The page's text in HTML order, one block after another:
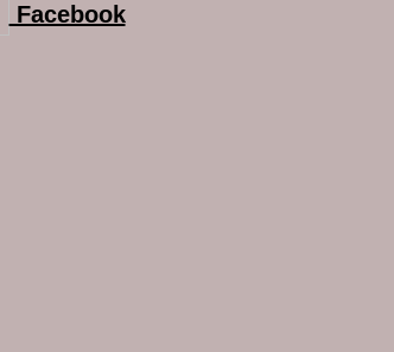
Facebook